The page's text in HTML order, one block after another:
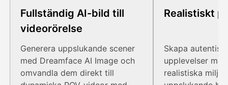
Fullständig AI-bild till
videorörelse
Generera uppslukande scener
med Dreamface AI Image och
omvandla dem direkt till
Realistiskt
Skapa
upplevelser
realistiska